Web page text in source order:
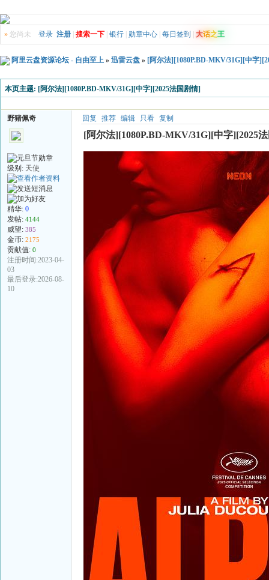
» 您尚未 登录 注册 搜索一下 银行 勋章中心 每日签到 大话之王
阿里云盘资源论坛 - 自由至上 » 迅雷云盘 » [阿尔法][1080P.BD-MKV/31G][中字
本页主题: [阿尔法][1080P.BD-MKV/31G][中字][2025法国剧情]
野猪佩奇
级别: 天使
精华: 0
发帖: 4144
威望: 385
金币: 2175
贡献值: 0
注册时间:2023-04-
03
最后登录:2026-08-
10
回复 推荐 编辑 只看 复制
[阿尔法][1080P.BD-MKV/31G][中字][2025